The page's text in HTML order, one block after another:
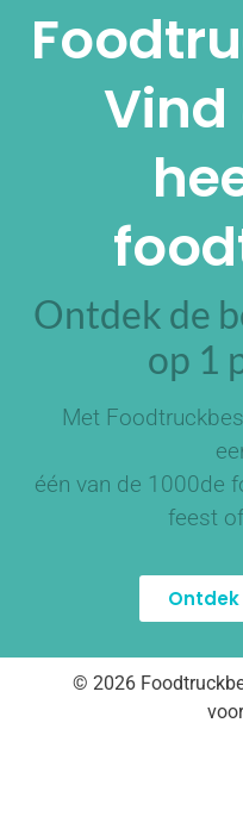
Vind
Ontdek de
op 1
Met
één van de 1000de
feest
© 2026